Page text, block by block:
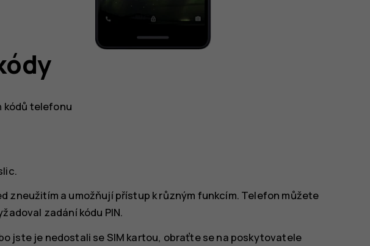
kódů telefonu
zneužitím a umožňují přístup k různým funkcím. Telefon můžete
zadání kódu PIN.
jste je nedostali se SIM kartou, obraťte se na poskytovatele